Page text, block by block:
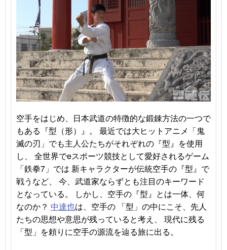
空手をはじめ、日本武道の特徴的な鍛錬方法の一つで
もある『型（形）』。 最近では大ヒットアニメ「鬼
滅の刃」でも主人公たちがそれぞれの『型』を使用
し、 全世界でeスポーツ競技として愛好されるゲーム
「鉄拳7」では 新キャラクターが伝統空手の『型』で
戦うなど、 今、武道家ならずとも注目のキーワード
となっている。 しかし、空手の『型』とは一体、何
なのか？ 中達也は、空手の 「型」の中にこそ、先人
たちの思想や意思が残っていると考え、 現代に残る
「型」を頼りに空手の源流を辿る旅に出る。